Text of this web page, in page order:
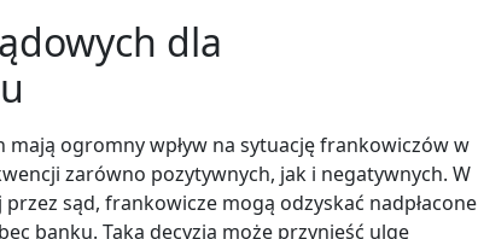
dla
ogromny wpływ na sytuację frankowiczów w
zarówno pozytywnych, jak i negatywnych. W
sąd, frankowicze mogą odzyskać nadpłacone
banku. Taka decyzja może przynieść ulgę